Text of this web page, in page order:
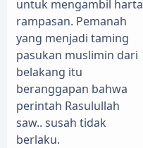
untuk mengambil harta
rampasan. Pemanah
yang menjadi taming
pasukan muslimin dari
belakang itu
beranggapan bahwa
perintah Rasulullah
saw.. susah tidak
berlaku.